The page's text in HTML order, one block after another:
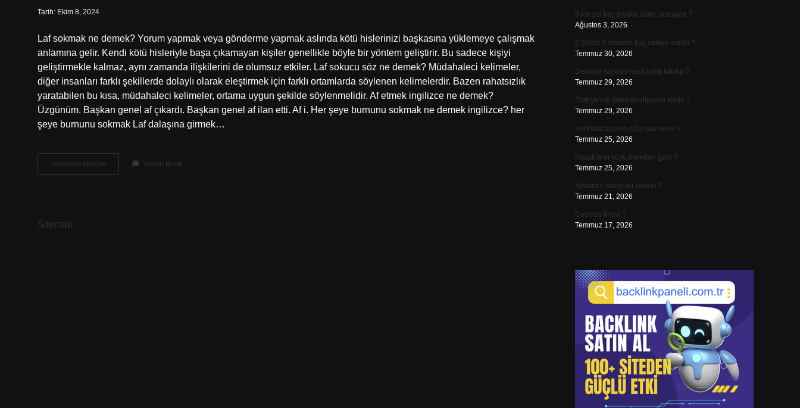
Tarih: Ekim 8, 2024
Laf sokmak ne demek? Yorum yapmak veya gönderme yapmak aslında kötü hislerinizi başkasına yüklemeye çalışmak
anlamına gelir. Kendi kötü hisleriyle başa çıkamayan kişiler genellikle böyle bir yöntem geliştirir. Bu sadece kişiyi
geliştirmekle kalmaz, aynı zamanda ilişkilerini de olumsuz etkiler. Laf sokucu söz ne demek? Müdahaleci kelimeler,
diğer insanları farklı şekillerde dolaylı olarak eleştirmek için farklı ortamlarda söylenen kelimelerdir. Bazen rahatsızlık
yaratabilen bu kısa, müdahaleci kelimeler, ortama uygun şekilde söylenmelidir. Af etmek ingilizce ne demek?
Üzgünüm. Başkan genel af çıkardı. Başkan genel af ilan etti. Af i. Her şeye burnunu sokmak ne demek ingilizce? her
şeye burnunu sokmak Laf dalaşına girmek…
Devamını okuyun Ingilizce
Laf
Yorum Bırak
Sitemap
8 km yol kaç dakika sürer arabayla ?
Ağustos 3, 2026
6 Şubat 2 deprem kaç saniye sürdü ?
Temmuz 30, 2026
Denizde kıyıdan nasıl balık tutulur ?
Temmuz 29, 2026
Türkiye’nin internet altyapısı kimin ?
Temmuz 29, 2026
Kehribar taşının diğer adı nedir ?
Temmuz 25, 2026
Kazakların soyu nereden gelir ?
Temmuz 25, 2026
Almanca hangi dil kökeni ?
Temmuz 21, 2026
Cosmos kimin ?
Temmuz 17, 2026